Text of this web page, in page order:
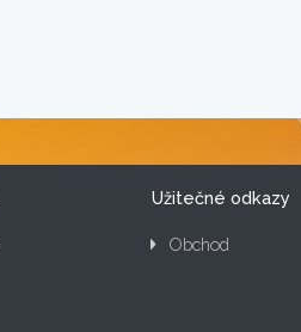
Užitečné odkazy
Obchod